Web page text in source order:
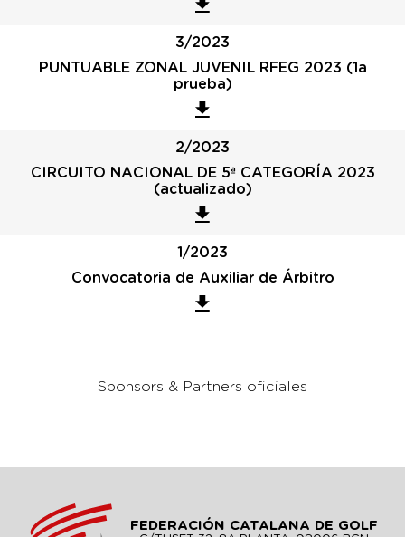
3/2023
PUNTUABLE ZONAL JUVENIL RFEG 2023 (1a
prueba)
2/2023
CIRCUITO NACIONAL DE 5ª CATEGORÍA 2023
(actualizado)
1/2023
Convocatoria de Auxiliar de Árbitro
Sponsors & Partners oficiales
FEDERACIÓN CATALANA DE GOLF